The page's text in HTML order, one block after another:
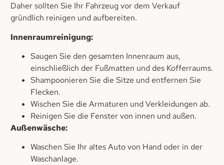
Daher sollten Sie Ihr Fahrzeug vor dem Verkauf
gründlich reinigen und aufbereiten.
Innenraumreinigung:
Saugen Sie den gesamten Innenraum aus,
einschließlich der Fußmatten und des Kofferraums.
Shampoonieren Sie die Sitze und entfernen Sie
Flecken.
Wischen Sie die Armaturen und Verkleidungen ab.
Reinigen Sie die Fenster von innen und außen.
Außenwäsche:
Waschen Sie Ihr altes Auto von Hand oder in der
Waschanlage.